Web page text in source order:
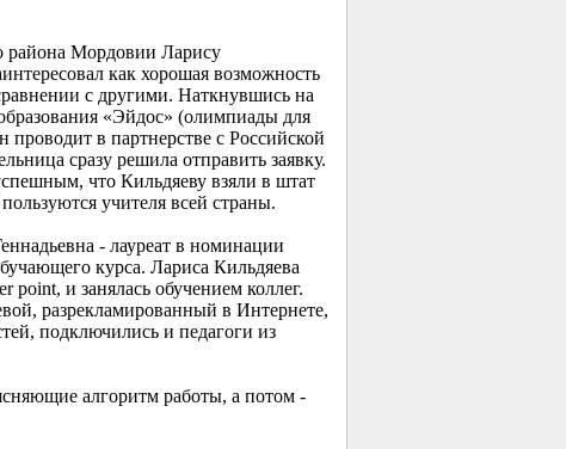
района Мордовии Ларису
как хорошая возможность
с другими. Наткнувшись на
«Эйдос» (олимпиады для
в партнерстве с Российской
сразу решила отправить заявку.
что Кильдяеву взяли в штат
учителя всей страны.
- лауреат в номинации
курса. Лариса Кильдяева
и занялась обучением коллег.
разрекламированный в Интернете,
подключились и педагоги из
алгоритм работы, а потом -